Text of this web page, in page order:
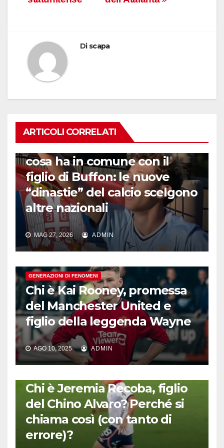
Di scapa
ARTICOLI CORRELATI
GENERAZIONI DI FENOMENI
Chi è il nipote di Materazzi e
cosa ha in comune con il
figlio di Buffon: le nuove
“dinastie” del calcio scelgono
altre nazionali
MAG 27, 2026 ADMIN
GENERAZIONI DI FENOMENI
Chi è Kai Rooney, promessa
del Manchester United e
figlio della leggenda Wayne
AGO 10, 2025 ADMIN
Chi è Jeremia Recoba, figlio
del Chino Alvaro? Perché si
chiama così (con tanto di
errore)?